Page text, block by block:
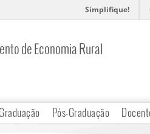
Simplifique!
de Economia Rural
Graduação Pós-Graduação